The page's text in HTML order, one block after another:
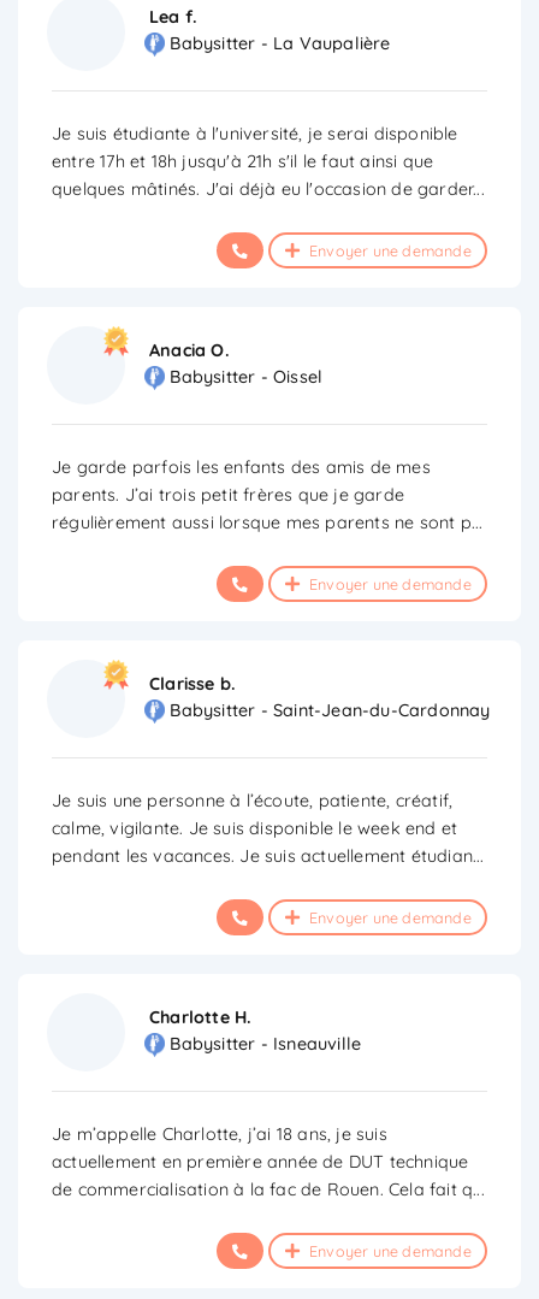
Lea f.
Babysitter - La Vaupalière
Je suis étudiante à l'université, je serai disponible
entre 17h et 18h jusqu'à 21h s'il le faut ainsi que
quelques mâtinés. J'ai déjà eu l'occasion de garder...
Envoyer une demande
Anacia O.
Babysitter - Oissel
Je garde parfois les enfants des amis de mes
parents. J’ai trois petit frères que je garde
régulièrement aussi lorsque mes parents ne sont p...
Envoyer une demande
Clarisse b.
Babysitter - Saint-Jean-du-Cardonnay
Je suis une personne à l’écoute, patiente, créatif,
calme, vigilante. Je suis disponible le week end et
pendant les vacances. Je suis actuellement étudian...
Envoyer une demande
Charlotte H.
Babysitter - Isneauville
Je m’appelle Charlotte, j’ai 18 ans, je suis
actuellement en première année de DUT technique
de commercialisation à la fac de Rouen. Cela fait q...
Envoyer une demande